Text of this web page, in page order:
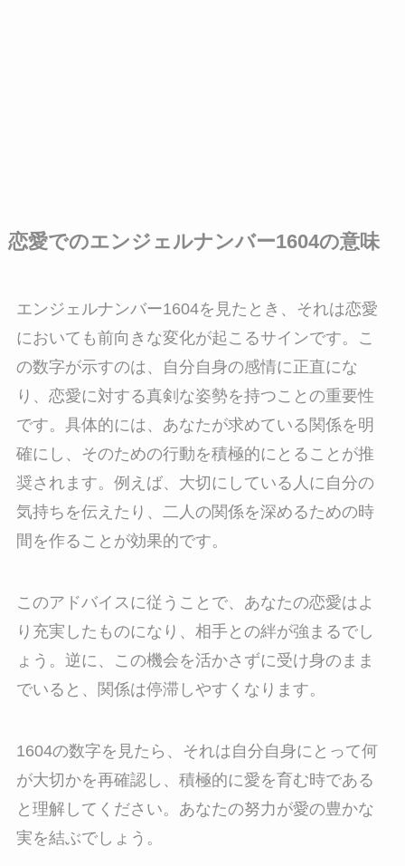
恋愛でのエンジェルナンバー1604の意味
エンジェルナンバー1604を見たとき、それは恋愛
においても前向きな変化が起こるサインです。こ
の数字が示すのは、自分自身の感情に正直にな
り、恋愛に対する真剣な姿勢を持つことの重要性
です。具体的には、あなたが求めている関係を明
確にし、そのための行動を積極的にとることが推
奨されます。例えば、大切にしている人に自分の
気持ちを伝えたり、二人の関係を深めるための時
間を作ることが効果的です。
このアドバイスに従うことで、あなたの恋愛はよ
り充実したものになり、相手との絆が強まるでし
ょう。逆に、この機会を活かさずに受け身のまま
でいると、関係は停滞しやすくなります。
1604の数字を見たら、それは自分自身にとって何
が大切かを再確認し、積極的に愛を育む時である
と理解してください。あなたの努力が愛の豊かな
実を結ぶでしょう。